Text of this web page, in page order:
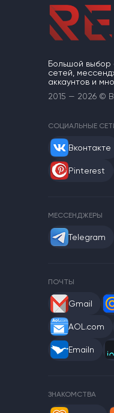
Большой выбор
сетей,
аккаунтов и
2015 — 2026 ©
СОЦИАЛЬНЫЕ
Вконтакте
Pinterest
МЕССЕНДЖЕРЫ
Telegram
ПОЧТЫ
Gmail
AOL.com
Emailn
ЗНАКОМСТВА